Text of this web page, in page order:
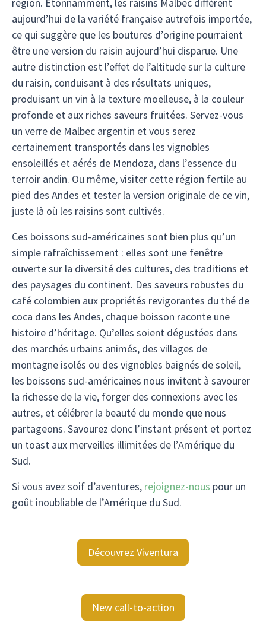
aujourd’hui de la variété française autrefois importée,
ce qui suggère que les boutures d’origine pourraient
être une version du raisin aujourd’hui disparue. Une
autre distinction est l’effet de l’altitude sur la culture
du raisin, conduisant à des résultats uniques,
produisant un vin à la texture moelleuse, à la couleur
profonde et aux riches saveurs fruitées. Servez-vous
un verre de Malbec argentin et vous serez
certainement transportés dans les vignobles
ensoleillés et aérés de Mendoza, dans l’essence du
terroir andin. Ou même, visiter cette région fertile au
pied des Andes et tester la version originale de ce vin,
juste là où les raisins sont cultivés.
Ces boissons sud-américaines sont bien plus qu’un
simple rafraîchissement : elles sont une fenêtre
ouverte sur la diversité des cultures, des traditions et
des paysages du continent. Des saveurs robustes du
café colombien aux propriétés revigorantes du thé de
coca dans les Andes, chaque boisson raconte une
histoire d’héritage. Qu’elles soient dégustées dans
des marchés urbains animés, des villages de
montagne isolés ou des vignobles baignés de soleil,
les boissons sud-américaines nous invitent à savourer
la richesse de la vie, forger des connexions avec les
autres, et célébrer la beauté du monde que nous
partageons. Savourez donc l’instant présent et portez
un toast aux merveilles illimitées de l’Amérique du
Sud.
Si vous avez soif d’aventures, rejoignez-nous pour un
goût inoubliable de l’Amérique du Sud.
Découvrez Viventura
New call-to-action